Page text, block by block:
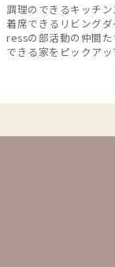
調理のできるキッチ
着席できるリビング
ressの部活動の仲間
できる家をピックア
も含まれます）。 ADDressの部活動にまだ
活動一覧」から趣味